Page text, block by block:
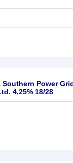
Southern Power
4,25% 18/28